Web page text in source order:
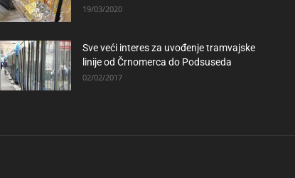
19/03/2020
Sve veći interes za uvođenje tramvajske
linije od Črnomerca do Podsuseda
02/02/2017